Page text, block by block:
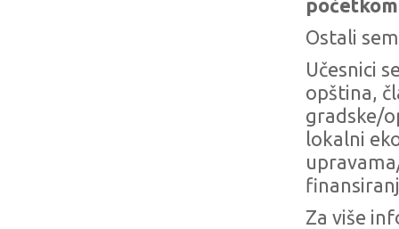
Ostali
Učesnici
opština,
gradske/
lokalni
Za više